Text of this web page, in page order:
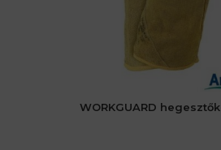
WORKGUARD